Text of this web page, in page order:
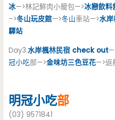
冰—>林記鮮肉小籠包—>冰戀飲料
–>冬山玩皮館—>冬山車站—>水
驛站
Day3.水岸楓林民宿 check out
冠小吃部—>金味坊三色豆花—>返
明冠小吃部
(03) 9571841